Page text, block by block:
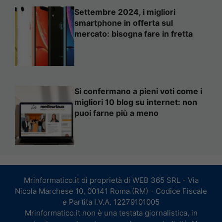
Settembre 2024, i migliori
smartphone in offerta sul
mercato: bisogna fare in fretta
Si confermano a pieni voti come i
migliori 10 blog su internet: non
puoi farne più a meno
Mrinformatico.it di proprietà di WEB 365 SRL - Via
Nicola Marchese 10, 00141 Roma (RM) - Codice Fiscale
e Partita I.V.A. 12279101005
Mrinformatico.it non è una testata giornalistica, in